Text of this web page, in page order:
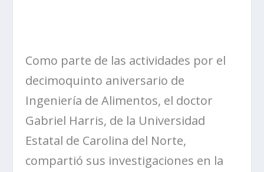
Como parte de las actividades por el
decimoquinto aniversario de
Ingeniería de Alimentos, el doctor
Gabriel Harris, de la Universidad
Estatal de Carolina del Norte,
compartió sus investigaciones en la